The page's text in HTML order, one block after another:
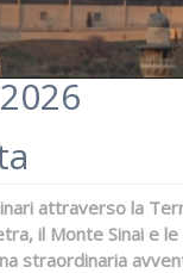
attraverso la
il Monte Sinai e
straordinaria